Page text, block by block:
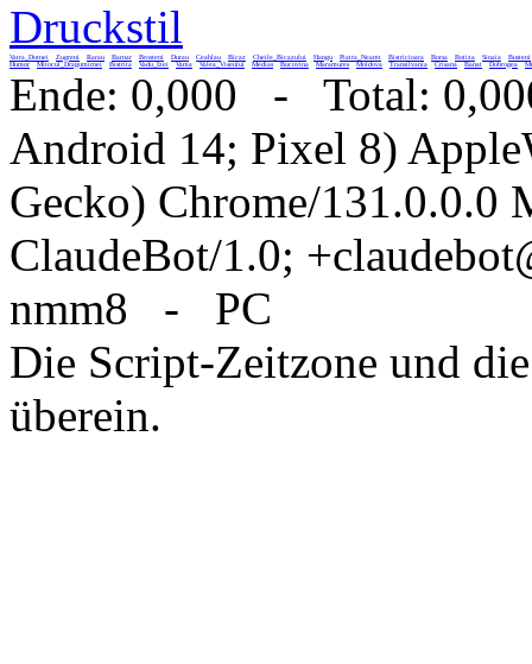
Druckstil
Vatra_Dornei Zugreni Rarau Barnar Brosteni Durau Ceahlau Bicaz Cheile_Bicazului Hangu Piatra_Neamt Bistricioara Borsa Botiza Sinaia
Busteni
Humor
Mitocul_Dragomirnei Bistrita Vadu_Izei Vama Valea_Viseului Medias Bucovina Maramures Moldova Transilvania Crisana Banat Dobrogea
Ende: 0,000 - Total:
Android 14; Pixel 8)
Gecko) Chrome/131.0.0.0
ClaudeBot/1.0;
nmm8 - PC
Die Script-Zeitzone und
überein.